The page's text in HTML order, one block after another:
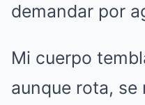
demandar por
Mi cuerpo
aunque rota,